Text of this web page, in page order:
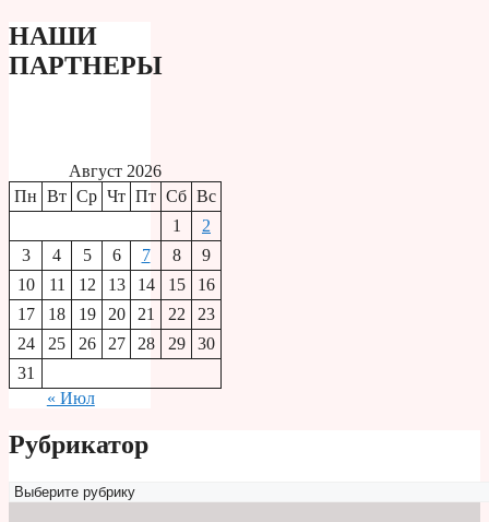
НАШИ
ПАРТНЕРЫ
Август 2026
Пн Вт Ср Чт Пт Сб Вс
1
2
3
4 5 6 7 8
9
10
11 12 13 14 15
16
17
18 19 20 21 22
23
24
25 26 27 28 29
30
31
« Июл
Рубрикатор
Рубрикатор